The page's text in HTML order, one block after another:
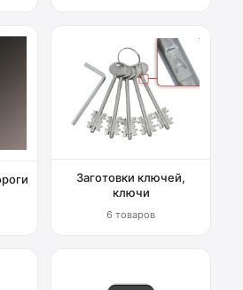
Заготовки ключей,
ключи
6 товаров